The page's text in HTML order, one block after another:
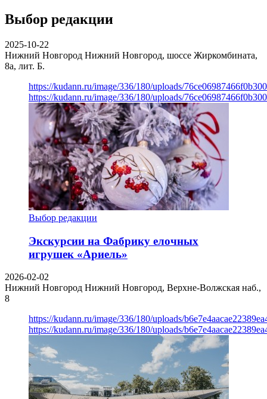
Выбор редакции
2025-10-22
Нижний Новгород Нижний Новгород, шоссе Жиркомбината,
8а, лит. Б.
https://kudann.ru/image/336/180/uploads/
https://kudann.ru/image/336/180/uploads/
Выбор редакции
Экскурсии на Фабрику елочных
игрушек «Ариель»
2026-02-02
Нижний Новгород Нижний Новгород, Верхне-Волжская наб.,
8
https://kudann.ru/image/336/180/uploads/
https://kudann.ru/image/336/180/uploads/